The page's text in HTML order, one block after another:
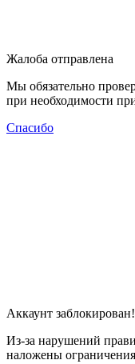
Жалоба отправлена
Мы обязательно
при необходимости
Спасибо
Аккаунт заблокирован!
Из-за нарушений
наложены